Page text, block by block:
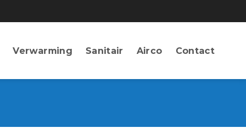
Verwarming Sanitair Airco Contact